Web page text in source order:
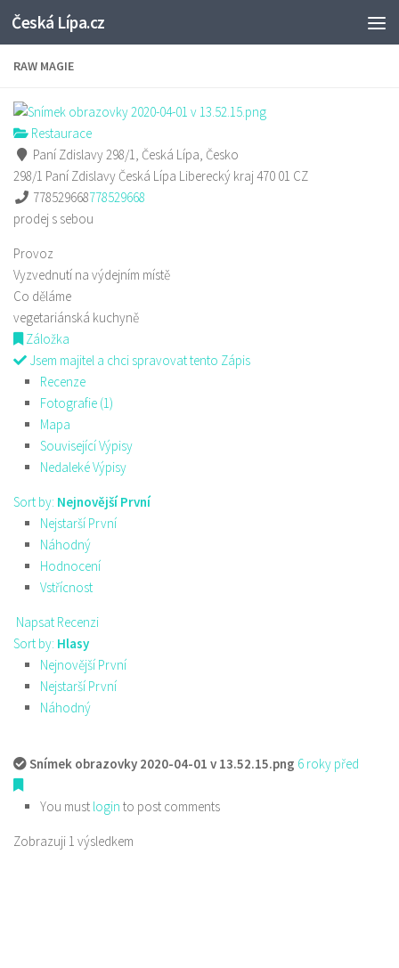
Skip to content
Česká Lípa.cz
RAW MAGIE
Restaurace
Paní Zdislavy 298/1, Česká Lípa, Česko
298/1 Paní Zdislavy Česká Lípa Liberecký kraj470 01 CZ
778529668778529668
prodej s sebou
Provoz
Vyzvednutí na výdejním místě
Co děláme
vegetariánská kuchyně
Záložka
Jsem majitel a chci spravovat tento Zápis
Recenze
Fotografie (1)
Mapa
Související Výpisy
Nedaleké Výpisy
Sort by: Nejnovější První
Nejstarší První
Náhodný
Hodnocení
Vstřícnost
Napsat Recenzi
Sort by: Hlasy
Nejnovější První
Nejstarší První
Náhodný
Snímek obrazovky 2020-04-01 v 13.52.15.png 6 roky před
You must login to post comments
Zobrazuji 1 výsledkem